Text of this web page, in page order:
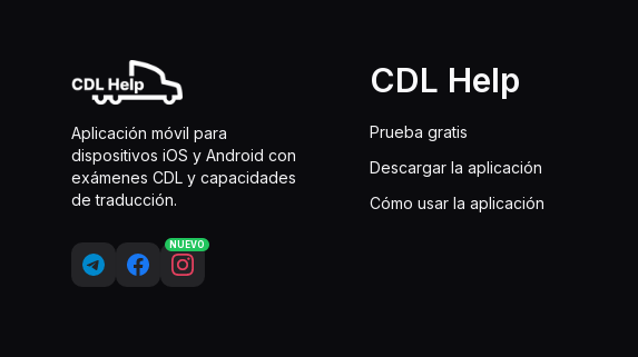
Aplicación móvil para
dispositivos iOS y Android con
exámenes CDL y capacidades
de traducción.
NUEVO
CDL Help
Prueba gratis
Descargar la aplicación
Cómo usar la aplicación